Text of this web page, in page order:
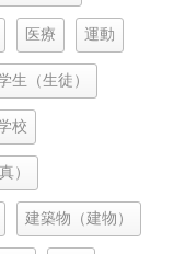
医療 運動
生（生徒）
校
）
建築物（建物）